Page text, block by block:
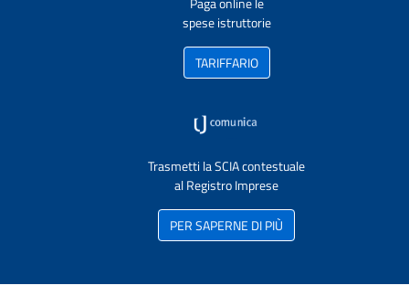
spese istruttorie
TARIFFARIO
Trasmetti la SCIA contestuale
al Registro Imprese
PER SAPERNE DI PIÙ